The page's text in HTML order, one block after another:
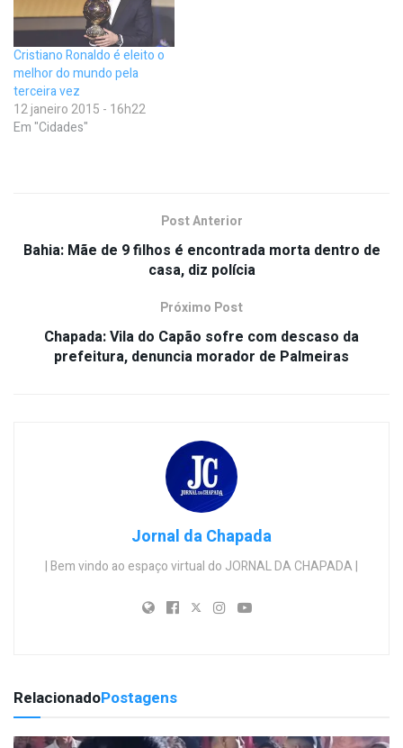
Cristiano Ronaldo é eleito o
melhor do mundo pela
terceira vez
12 janeiro 2015 - 16h22
Em "Cidades"
Post Anterior
Bahia: Mãe de 9 filhos é encontrada morta dentro de
casa, diz polícia
Próximo Post
Chapada: Vila do Capão sofre com descaso da
prefeitura, denuncia morador de Palmeiras
Jornal da Chapada
| Bem vindo ao espaço virtual do JORNAL DA CHAPADA |
RelacionadoPostagens